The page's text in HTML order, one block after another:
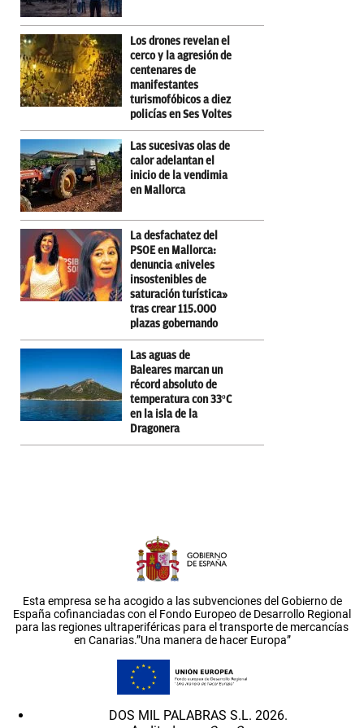
Los drones revelan el
cerco y la agresión de
centenares de
manifestantes
turismofóbicos a diez
policías en Ses Voltes
Las sucesivas olas de
calor adelantan el
inicio de la vendimia
en Mallorca
La desfachatez del
PSOE en Mallorca:
denuncia «niveles
insostenibles de
saturación turística»
tras crear 115.000
plazas gobernando
Las aguas de
Baleares marcan un
récord absoluto de
temperatura con 33ºC
en la isla de la
Dragonera
Esta empresa se ha acogido a las subvenciones del Gobierno de
España cofinanciadas con el Fondo Europeo de Desarrollo Regional
para las regiones ultraperiféricas para el transporte de mercancías
en Canarias.”Una manera de hacer Europa”
DOS MIL PALABRAS S.L. 2026.